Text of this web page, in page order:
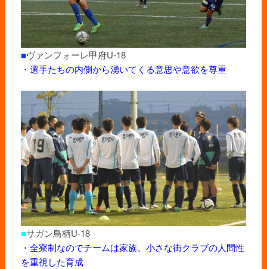
■ヴァンフォーレ甲府U-18
・選手たちの内側から湧いてくる意思や意欲を尊重
■サガン鳥栖U-18
・全寮制なのでチームは家族。小さな街クラブの人間性
を重視した育成